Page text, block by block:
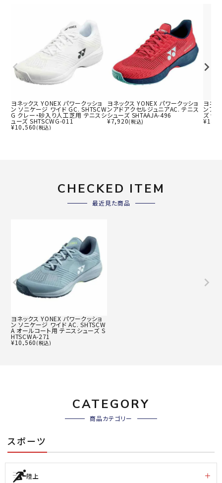
ヨネックス YONEX パワークッショ
ン ソニケージ ワイド GC. SHTSCW
G クレー・砂入り人工芝用 テニスシ
ューズ SHTSCWG-011
¥10,560 (税込)
ヨネックス YONEX パワークッショ
ンアドアクセルジュニアAC. テニス
シューズ SHTAAJA-496
¥7,920(税込)
ヨネ
ンア
ズ テ
¥
CHECKED ITEM
最近見た商品
ヨネックス YONEX パワークッショ
ン ソニケージ ワイド AC. SHTSCW
A オールコート用 テニスシューズ S
HTSCWA-271
¥10,560 (税込)
CATEGORY
商品カテゴリー
スポーツ
陸上